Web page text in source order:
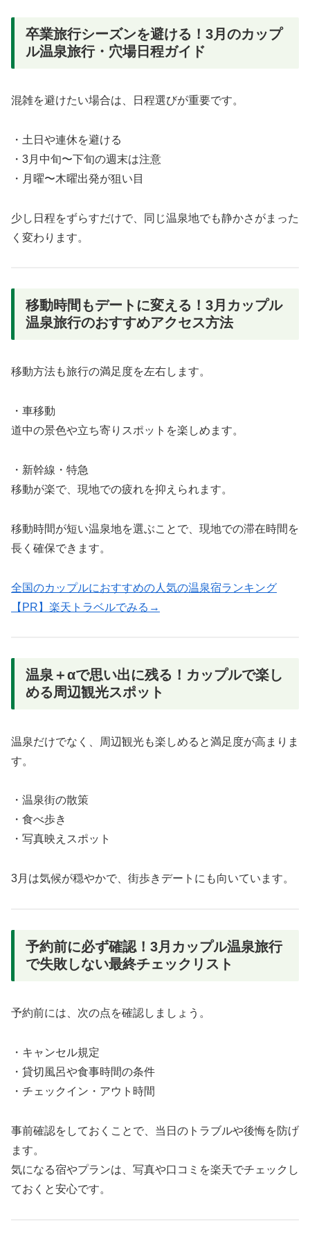
卒業旅行シーズンを避ける！3月のカップ
ル温泉旅行・穴場日程ガイド
混雑を避けたい場合は、日程選びが重要です。
・土日や連休を避ける
・3月中旬〜下旬の週末は注意
・月曜〜木曜出発が狙い目
少し日程をずらすだけで、同じ温泉地でも静かさがまった
く変わります。
移動時間もデートに変える！3月カップル
温泉旅行のおすすめアクセス方法
移動方法も旅行の満足度を左右します。
・車移動
道中の景色や立ち寄りスポットを楽しめます。
・新幹線・特急
移動が楽で、現地での疲れを抑えられます。
移動時間が短い温泉地を選ぶことで、現地での滞在時間を
長く確保できます。
全国のカップルにおすすめの人気の温泉宿ランキング
【PR】楽天トラベルでみる→
温泉＋αで思い出に残る！カップルで楽し
める周辺観光スポット
温泉だけでなく、周辺観光も楽しめると満足度が高まりま
す。
・温泉街の散策
・食べ歩き
・写真映えスポット
3月は気候が穏やかで、街歩きデートにも向いています。
予約前に必ず確認！3月カップル温泉旅行
で失敗しない最終チェックリスト
予約前には、次の点を確認しましょう。
・キャンセル規定
・貸切風呂や食事時間の条件
・チェックイン・アウト時間
事前確認をしておくことで、当日のトラブルや後悔を防げ
ます。
気になる宿やプランは、写真や口コミを楽天でチェックし
ておくと安心です。